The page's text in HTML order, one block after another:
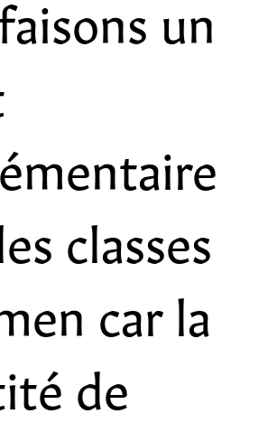
un
classes
car la
de